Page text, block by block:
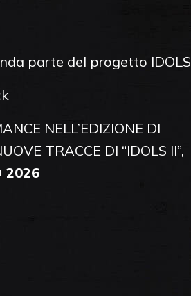
parte del progetto IDOLS
NELL’EDIZIONE DI
TRACCE DI “IDOLS II”,
2026